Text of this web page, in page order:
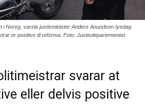
i Noreg, varsla justisminister Anders Anundsen tysdag
er positive til reforma. Foto: Justisdepartementet
svarar at
eller delvis positive